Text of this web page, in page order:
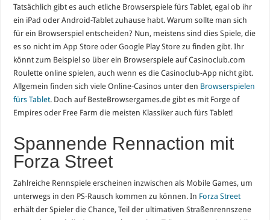
Tatsächlich gibt es auch etliche Browserspiele fürs Tablet, egal ob ihr
ein iPad oder Android-Tablet zuhause habt. Warum sollte man sich
für ein Browserspiel entscheiden? Nun, meistens sind dies Spiele, die
es so nicht im App Store oder Google Play Store zu finden gibt. Ihr
könnt zum Beispiel so über ein Browserspiele auf Casinoclub.com
Roulette online spielen, auch wenn es die Casinoclub-App nicht gibt.
Allgemein finden sich viele Online-Casinos unter den Browserspielen
fürs Tablet. Doch auf BesteBrowsergames.de gibt es mit Forge of
Empires oder Free Farm die meisten Klassiker auch fürs Tablet!
Spannende Rennaction mit
Forza Street
Zahlreiche Rennspiele erscheinen inzwischen als Mobile Games, um
unterwegs in den PS-Rausch kommen zu können. In Forza Street
erhält der Spieler die Chance, Teil der ultimativen Straßenrennszene